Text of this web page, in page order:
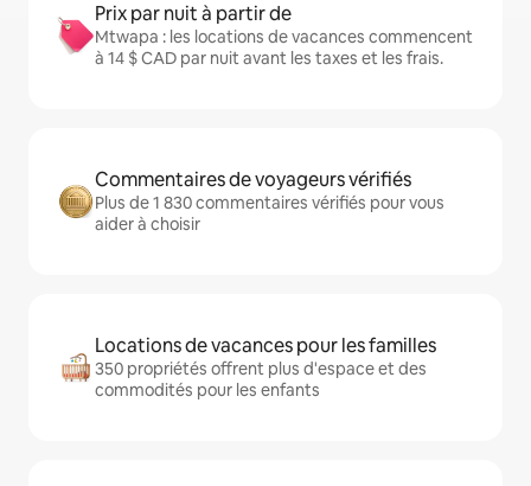
Prix par nuit à partir de
Mtwapa : les locations de vacances commencent
à 14 $ CAD par nuit avant les taxes et les frais.
Commentaires de voyageurs vérifiés
Plus de 1 830 commentaires vérifiés pour vous
aider à choisir
Locations de vacances pour les familles
350 propriétés offrent plus d'espace et des
commodités pour les enfants